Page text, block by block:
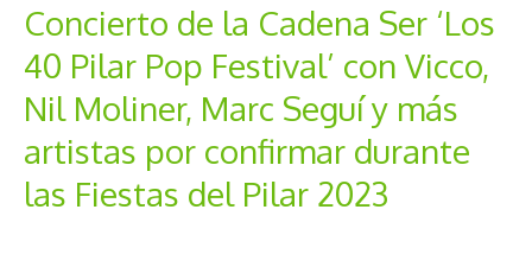
Concierto de la Cadena Ser ‘Los
40 Pilar Pop Festival’ con Vicco,
Nil Moliner, Marc Seguí y más
artistas por confirmar durante
las Fiestas del Pilar 2023